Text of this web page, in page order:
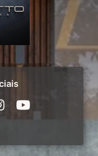
sonhos, não tem
seu conforto e
Passo Village Park
de casas, com
de acabamento e
será finalizada
a cabeça.
área total de